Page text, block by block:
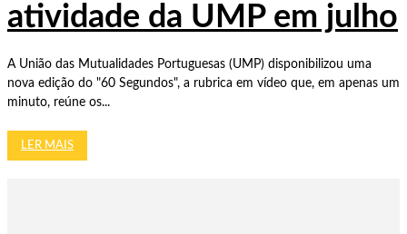
atividade da UMP em julho
A União das Mutualidades Portuguesas (UMP) disponibilizou uma
nova edição do "60 Segundos", a rubrica em vídeo que, em apenas um
minuto, reúne os...
LER MAIS